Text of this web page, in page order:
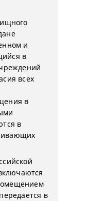
и
в
всех
в
в
в